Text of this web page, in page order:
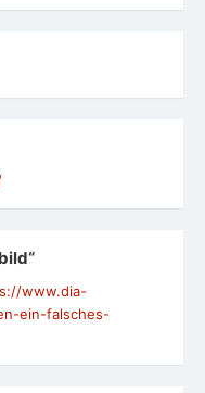
www.dia-
ein-falsches-